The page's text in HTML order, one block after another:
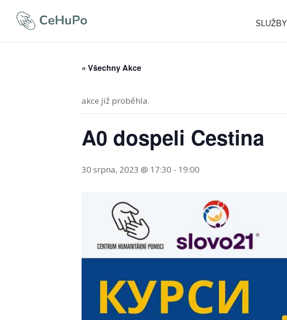
SLUŽBY
« Všechny Akce
akce již proběhla.
A0 dospeli Cestina
30 srpna, 2023 @ 17:30 - 19:00